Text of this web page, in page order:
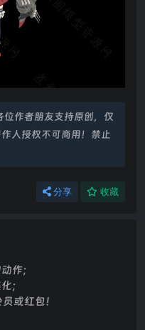
作者朋友支持原创，仅
人授权不可商用！禁止
分享 收藏
作；
；
或红包！